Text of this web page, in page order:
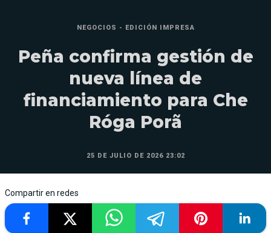
NEGOCIOS - EDICIÓN IMPRESA
Peña confirma gestión de
nueva línea de
financiamiento para Che
Róga Porã
25 DE JULIO DE 2026 23:02
Compartir en redes